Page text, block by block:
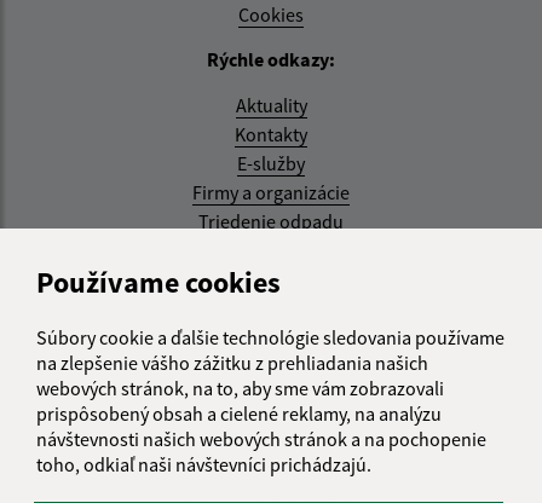
Používame cookies
Súbory cookie a ďalšie technológie sledovania používame
na zlepšenie vášho zážitku z prehliadania našich
webových stránok, na to, aby sme vám zobrazovali
prispôsobený obsah a cielené reklamy, na analýzu
návštevnosti našich webových stránok a na pochopenie
toho, odkiaľ naši návštevníci prichádzajú.
Cookies
Rýchle odkazy:
Aktuality
Kontakty
E-služby
Firmy a organizácie
Triedenie odpadu
Aktualizované:
RSS
Správca obsahu:
Správca obsahu je Obec Kysak.
Vytvorené v súlade sJednotným dizajn manuálom